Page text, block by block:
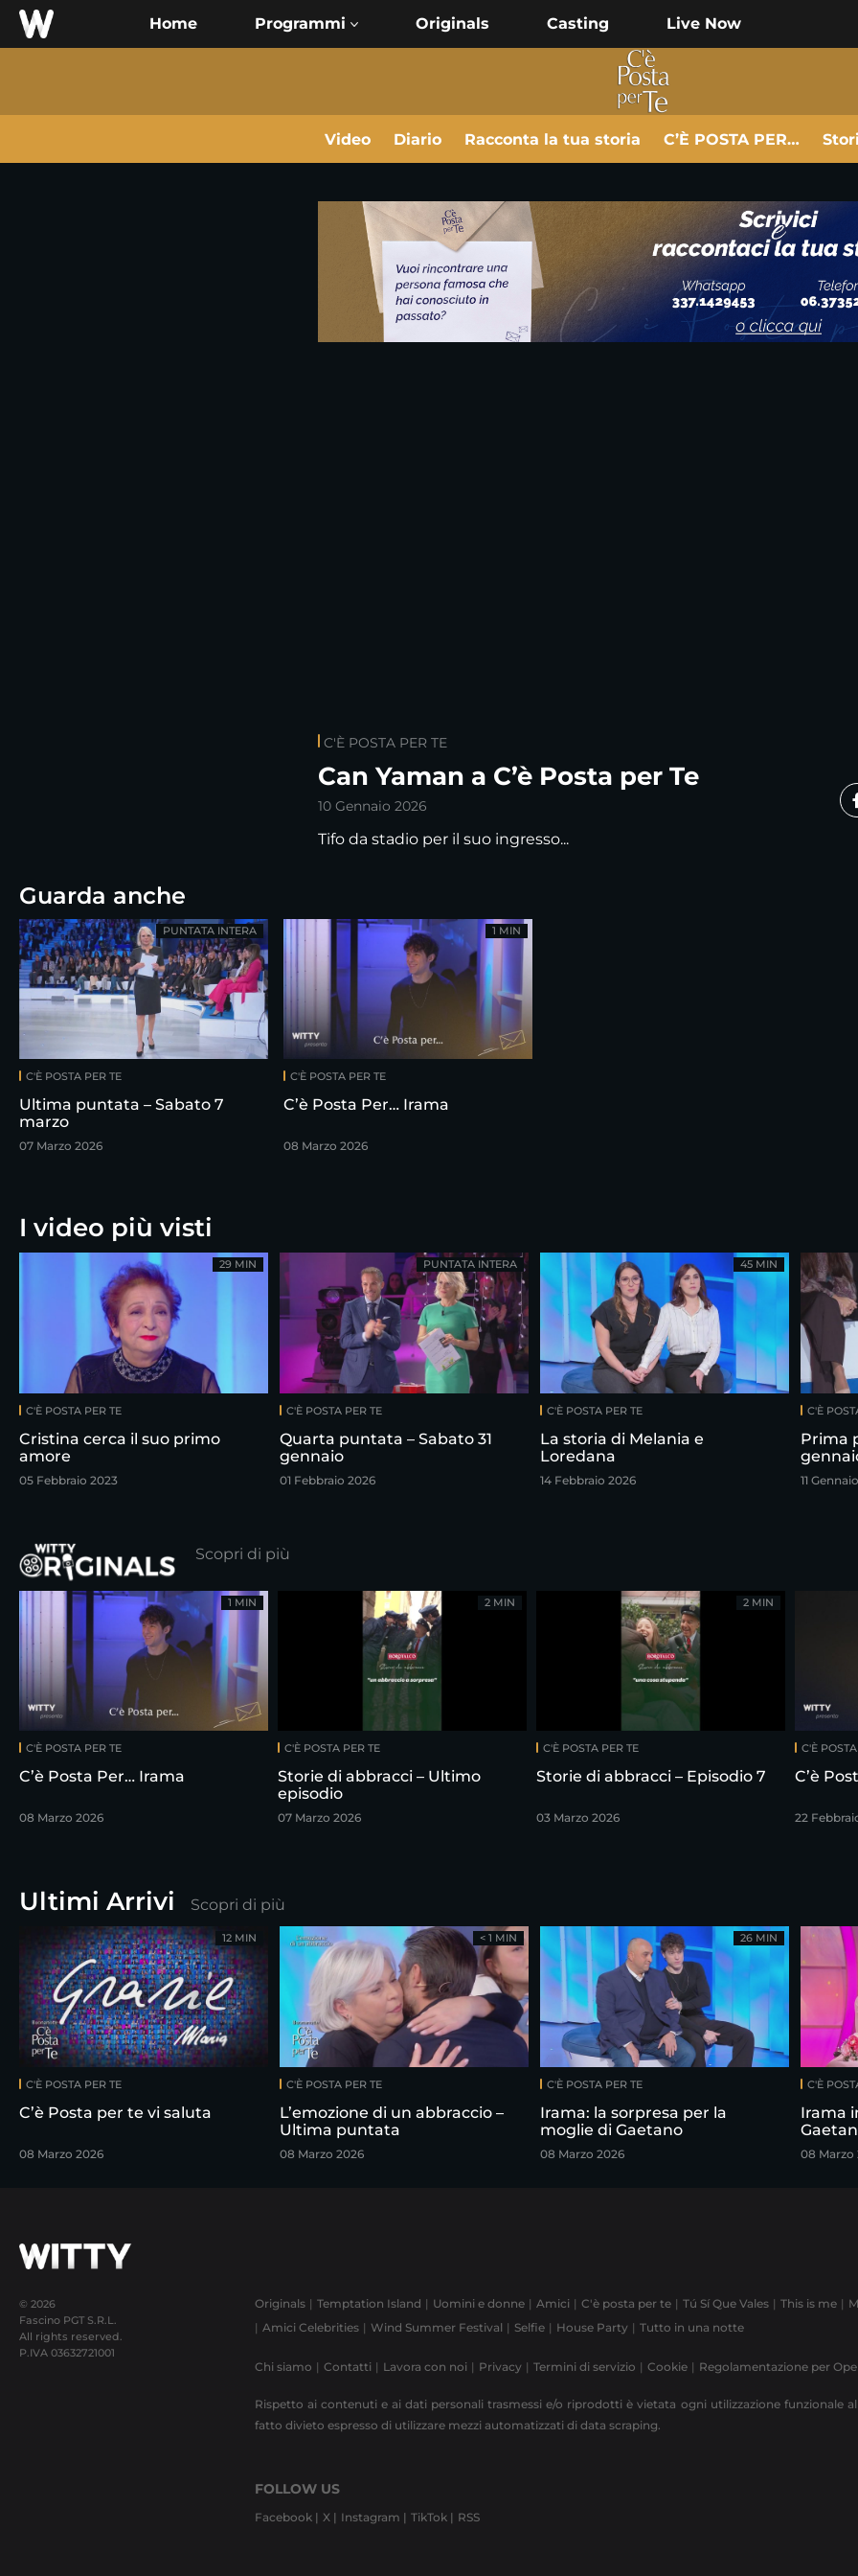
Home Originals Casting Live Now
Video Diario Racconta la tua storia C’È POSTA PER…
C'È POSTA PER TE
Can Yaman a C’è Posta per Te
10 Gennaio 2026
Tifo da stadio per il suo ingresso...
Guarda anche
C'È POSTA PER TE
Ultima puntata – Sabato 7
marzo
07 Marzo 2026
PUNTATA INTERA
C'È POSTA PER TE
C’è Posta Per… Irama
08 Marzo 2026
1 MIN
I video più visti
C'È POSTA PER TE
Cristina cerca il suo primo
amore
05 Febbraio 2023
29 MIN
C'È POSTA PER TE
Quarta puntata – Sabato 31
gennaio
01 Febbraio 2026
PUNTATA INTERA
C'È POSTA PER TE
La storia di Melania e
Loredana
14 Febbraio 2026
45 MIN
C'È
Prima
11
Scopri di più
C'È POSTA PER TE
C’è Posta Per… Irama
08 Marzo 2026
1 MIN
C'È POSTA PER TE
Storie di abbracci – Ultimo
episodio
07 Marzo 2026
2 MIN
C'È POSTA PER TE
Storie di abbracci – Episodio 7
03 Marzo 2026
2 MIN
C'È
C’è
22
Ultimi Arrivi Scopri di più
C'È POSTA PER TE
C’è Posta per te vi saluta
08 Marzo 2026
12 MIN
C'È POSTA PER TE
L’emozione di un abbraccio –
Ultima puntata
08 Marzo 2026
< 1 MIN
C'È POSTA PER TE
Irama: la sorpresa per la
moglie di Gaetano
08 Marzo 2026
26 MIN
C'È
Irama
08 Marzo
© 2026
Fascino PGT S.R.L.
All rights reserved.
P.IVA 03632721001
Originals Temptation Island Uomini e donne Amici C'è posta per te Tú Sí Que Vales This is me
Amici Celebrities
Wind Summer Festival Selfie House Party Tutto in una notte
Chi siamo Contatti Lavora con noi Privacy Termini di servizio Cookie Regolamentazione per
Rispetto ai contenuti e ai dati personali trasmessi e/o riprodotti è vietata ogni utilizzazione funzionale
fatto divieto espresso di utilizzare mezzi automatizzati di data scraping.
FOLLOW US
Facebook | X | Instagram | TikTok | RSS